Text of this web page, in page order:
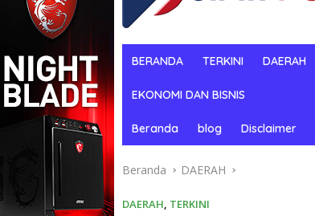
BERANDA TERKINI DAERAH
EKONOMI DAN BISNIS
Beranda blog Disclaimer
Beranda DAERAH
DAERAH, TERKINI